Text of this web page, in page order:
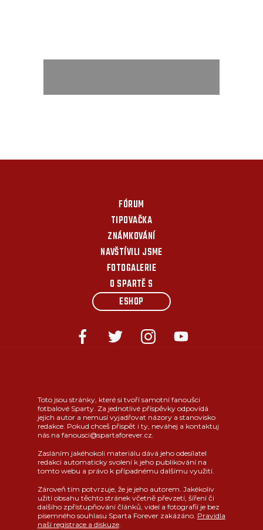
FÓRUM
TIPOVAČKA
ZNÁMKOVÁNÍ
NAVŠTÍVILI JSME
FOTOGALERIE
O SPARTĚ S
ESHOP
Toto jsou stránky, které si tvoří samotní fanoušci
fotbalové Sparty. Za jednotlivé příspěvky odpovídá
jejich autor a nemusí vyjadřovat názory a stanovisko
redakce. Pokud chceš přispět i ty, neváhej a kontaktuj
nás na fanousci@spartaforever.cz.
Zasláním jakéhokoli materiálu dává jeho odesílatel
redakci automaticky svolení k jeho publikování na
tomto webu a právo k případnému dalšímu využití.
Zároveň tím potvrzuje, že je jeho autorem. Jakékoliv
užití obsahu těchto stránek včetně převzetí, šíření či
dalšího zpřístupňování článků, videí a fotografií je bez
písemného souhlasu Sparta Forever zakázáno. Pravidla
naší registrace a diskuze.